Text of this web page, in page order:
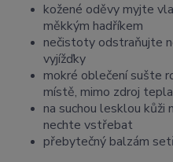
kožené oděvy myjte
měkkým hadříkem
nečistoty odstraňujte
vyjížďky
mokré oblečení sušte
místě, mimo zdroj
na suchou lesklou kůži
nechte vstřebat
přebytečný balzám